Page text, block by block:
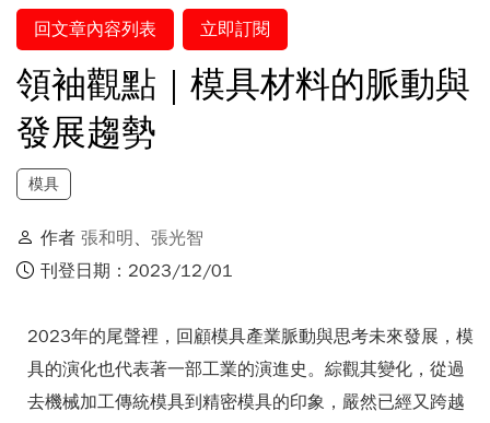
回文章內容列表 立即訂閱
領袖觀點｜模具材料的脈動與
發展趨勢
模具
作者 張和明 、 張光智
刊登日期：2023/12/01
2023年的尾聲裡，回顧模具產業脈動與思考未來發展，模
具的演化也代表著一部工業的演進史。綜觀其變化，從過
去機械加工傳統模具到精密模具的印象，嚴然已經又跨越